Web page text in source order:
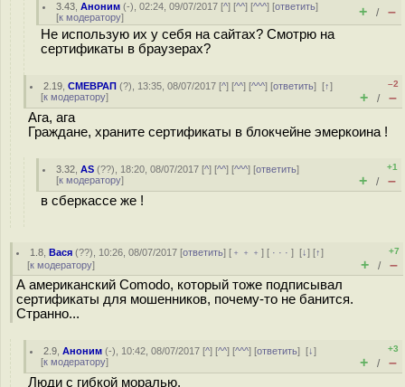
3.43 ,Аноним (-), 02:24, 09/07/2017 [^] [^^] [^^^] [ответить]
[к модератору] + / –
Не использую их у себя на сайтах? Смотрю на
сертификаты в браузерах?
2.19 ,СМЕВРАП (?), 13:35, 08/07/2017 [^] [^^] [^^^] [ответить][↑]
[к модератору]
–2
+ / –
Ага, ага
Граждане, храните сертификаты в блокчейне эмеркоина !
3.32 ,AS (??), 18:20, 08/07/2017 [^] [^^] [^^^] [ответить]
[к модератору]
+1
+ / –
в сберкассе же !
1.8 ,Вася (??), 10:26, 08/07/2017 [ответить] [ ﹢﹢﹢] [ · · ·][↓] [↑]
[к модератору]
+7
+ / –
А американский Comodo, который тоже подписывал
сертификаты для мошенников, почему-то не банится.
Странно...
2.9 ,Аноним (-), 10:42, 08/07/2017 [^] [^^] [^^^] [ответить][↓]
[к модератору]
+3
+ / –
Люди с гибкой моралью.